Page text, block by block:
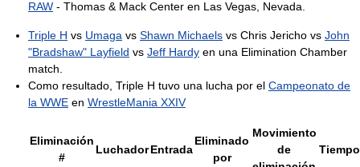
RAW - Thomas & Mack Center en Las Vegas, Nevada.
Triple H vs Umaga vs Shawn Michaels vs Chris Jericho vs John
"Bradshaw" Layfield vs Jeff Hardy en una Elimination Chamber
match.
Como resultado, Triple H tuvo una lucha por el Campeonato de
la WWE en WrestleMania XXIV
Eliminación
#
LuchadorEntrada
Eliminado
por
Movimiento
de
Tiempo